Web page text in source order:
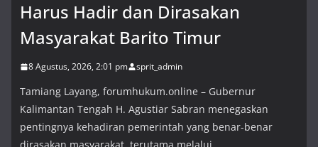
Harus Hadir dan Dirasakan
Masyarakat Barito Timur
8 Agustus, 2026, 2:01 pm sprit_admin
Tamiang Layang, forumhukum.online – Gubernur
Kalimantan Tengah H. Agustiar Sabran menegaskan
pentingnya kehadiran pemerintah yang benar-benar